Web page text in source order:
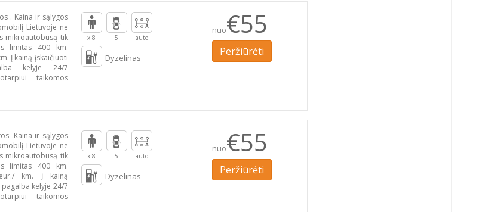
. Kaina ir sąlygos
Lietuvoje ne
mikroautobusą tik
limitas 400 km.
Į kainą įskaičiuoti
kelyje 24/7
taikomos
x 8 5 auto
Dyzelinas
nuo€55
Peržiūrėti
.Kaina ir sąlygos
Lietuvoje ne
mikroautobusą tik
limitas 400 km.
km. Į kainą
kelyje 24/7
taikomos
x 8 5 auto
Dyzelinas
nuo€55
Peržiūrėti